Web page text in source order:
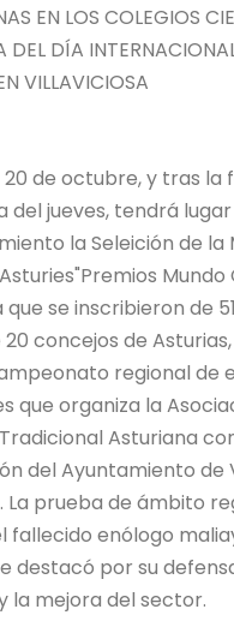
EN LOS COLEGIOS
DEL DÍA
VILLAVICIOSA
20 de octubre, y tras la
del jueves, tendrá lugar
la Seleición de la
Mundo
que se inscribieron de
concejos de
regional de
que organiza la
Asturiana
del Ayuntamiento de
La prueba de ámbito
fallecido enólogo
destacó por su
la mejora del sector.